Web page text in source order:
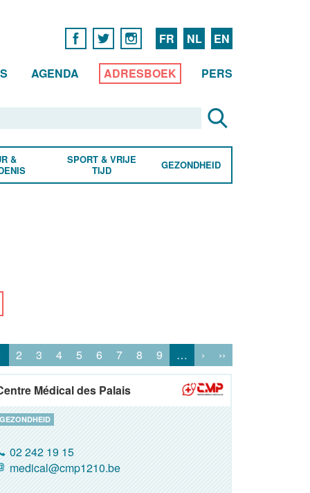
FR NL EN
AGENDA ADRESBOEK PERS
&
SPORT & VRIJE
TIJD
GEZONDHEID
2 3 4 5 6 7 8 9 … › ››
Médical des Palais
GEZONDHEID
02 242 19 15
medical@cmp1210.be